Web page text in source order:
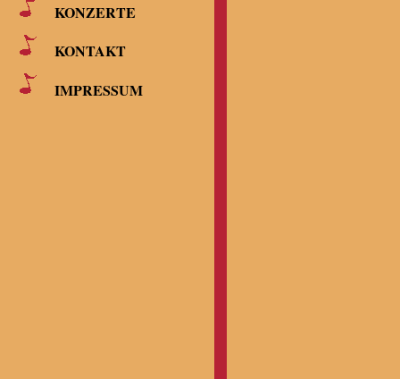
KONZERTE
KONTAKT
IMPRESSUM